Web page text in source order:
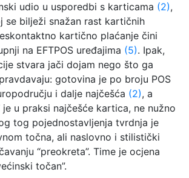
udio u usporedbi s karticama (2),
se bilježi snažan rast kartičnih
kartično plaćanje čini
na EFTPOS uređajima (5). Ipak,
stvara jači dojam nego što ga
gotovina je po broju POS
i dalje najčešća (2), a
je u praksi najčešće kartica, ne nužno
tog pojednostavljenja tvrdnja je
točna, ali naslovno i stilistički
“preokreta”. Time je ocjena
točan”.